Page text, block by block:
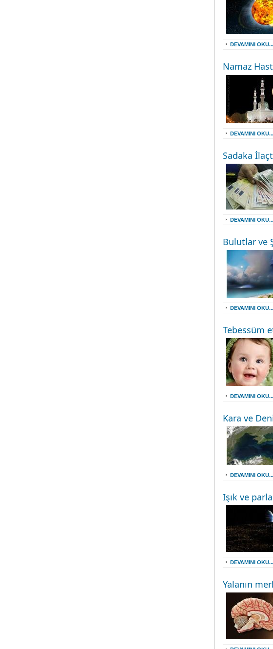
DEVAMINI OKU...
Namaz
DEVAMINI OKU...
Sadaka
DEVAMINI OKU...
Bulutlar ve
DEVAMINI OKU...
Tebessüm
DEVAMINI OKU...
Kara ve
DEVAMINI OKU...
Işık ve
DEVAMINI OKU...
Yalanın